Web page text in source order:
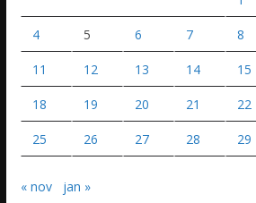
4 5 6 7 8
11 12 13 14 15
18 19 20 21 22
25 26 27 28 29
« nov jan »